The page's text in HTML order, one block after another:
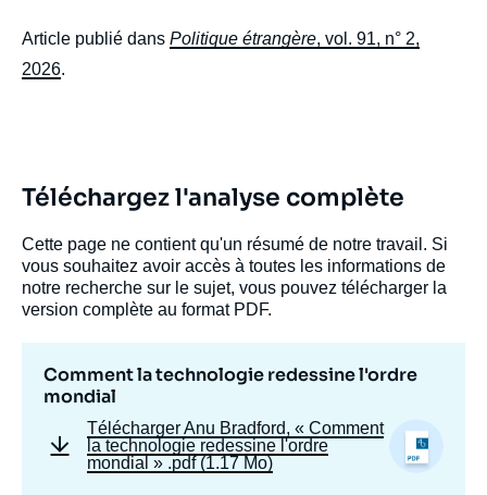
Article publié dans Politique étrangère, vol. 91, n° 2,
2026.
Téléchargez l'analyse complète
Cette page ne contient qu'un résumé de notre travail. Si
vous souhaitez avoir accès à toutes les informations de
notre recherche sur le sujet, vous pouvez télécharger la
version complète au format PDF.
Comment la technologie redessine l'ordre
mondial
TéléchargerAnu Bradford, « Comment
la technologie redessine l'ordre
mondial » .pdf (1.17 Mo)
de
la
redessine l'ordre mondial », Politique
étrangère, Articles, Ifri, 2 juin 2026.
Copier